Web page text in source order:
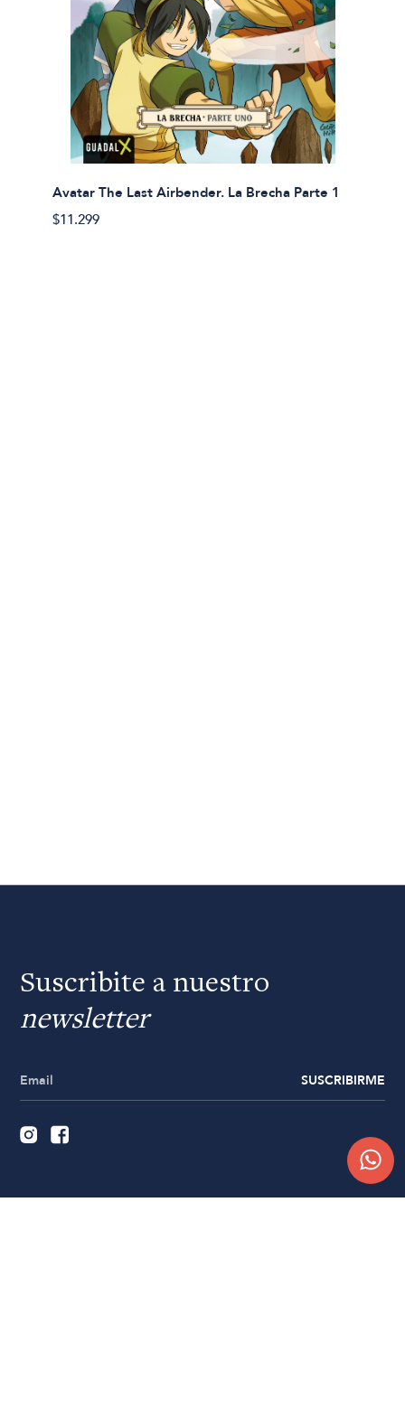
Avatar The Last Airbender. La Brecha Parte 1
$11.299
Suscribite a nuestro
newsletter
SUSCRIBIRME